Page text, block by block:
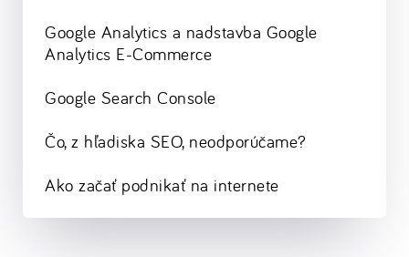
Google Analytics a nadstavba Google
Analytics E-Commerce
Google Search Console
Čo, z hľadiska SEO, neodporúčame?
Ako začať podnikať na internete